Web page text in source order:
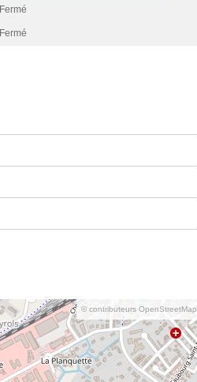
Fermé
Fermé
© contributeurs OpenStreetMap